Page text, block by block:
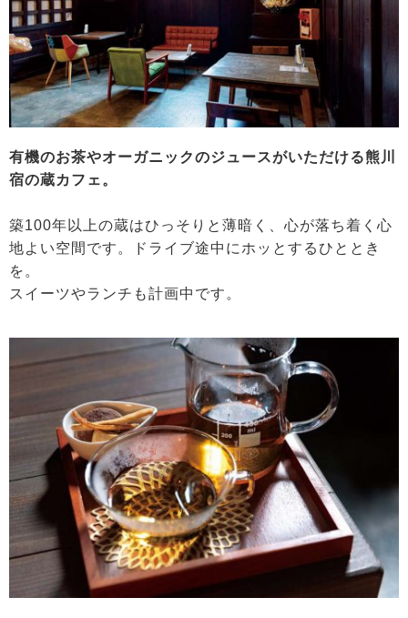
有機のお茶やオーガニックのジュースがいただける熊川
宿の蔵カフェ。
築100年以上の蔵はひっそりと薄暗く、心が落ち着く心
地よい空間です。ドライブ途中にホッとするひととき
を。
スイーツやランチも計画中です。